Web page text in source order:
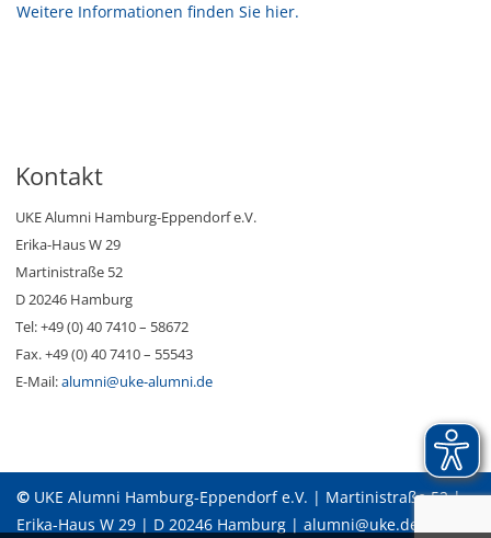
Weitere Informationen finden Sie hier.
Kontakt
UKE Alumni Hamburg-Eppendorf e.V.
Erika-Haus W 29
Martinistraße 52
D 20246 Hamburg
Tel: +49 (0) 40 7410 – 58672
Fax. +49 (0) 40 7410 – 55543
E-Mail:alumni@uke-alumni.de
© UKE Alumni Hamburg-Eppendorf e.V. | Martinistraße 52 |
Erika-Haus W 29 | D 20246 Hamburg | alumni@uke.de